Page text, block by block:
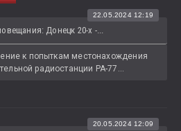
Донецк 20-х -...
22.05.2024 12:19
к попыткам местонахождения
радиостанции РА-77...
20.05.2024 12:09